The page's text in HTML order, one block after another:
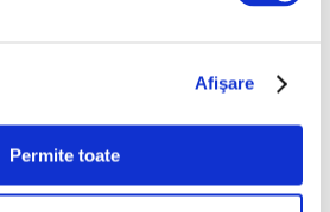
Afişare
Permite toate